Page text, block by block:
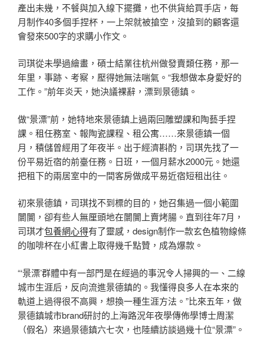
產出未幾，不餐與加入線下擺攤，也不供貨給買手店，每
月制作40多個手捏杯，一上架就被搶空，沒搶到的顧客還
會發來500字的求購小作文。
司琪從未學過繪畫，碩士結業往杭州做發賣類任務，那一
年里，事跡、考察，壓得她無法喘氣。“我想做本身愛好的
工作。”前年炎天，她決議裸辭，漂到景德鎮。
做“景漂”前，她特地來景德鎮上過兩回雕塑課和陶藝手捏
課。租任務室、報陶瓷課程、租公寓……來景德鎮一個
月，積儲曾經用了年夜半。出于經濟斟酌，司琪先找了一
份平易近宿的前臺任務。日班，一個月薪水2000元。她還
把租下的兩居室中的一間客房做成平易近宿短租出往。
初來景德鎮，司琪找不到標的目的，她召集過一個小範圍
闤闠，卻有些人無厘頭地在闤闠上賣烤腸。直到往年7月，
司琪才包養網心得有了靈感，design制作一款玄色植物線條
的咖啡杯在小紅書上取得幾千點贊，成為爆款。
“‘景漂’群體中有一部門是在經過的事況令人掃興的一、二線
城市生涯后，反向流進景德鎮的。我懂得良多人在本來的
軌道上過得很不高興，想換一種生涯方法。”比來五年，做
景德鎮城市brand研討的上海路況年夜學傳佈學博士周潔
（假名）來過景德鎮六七次，也陸續訪談過幾十位“景漂”。